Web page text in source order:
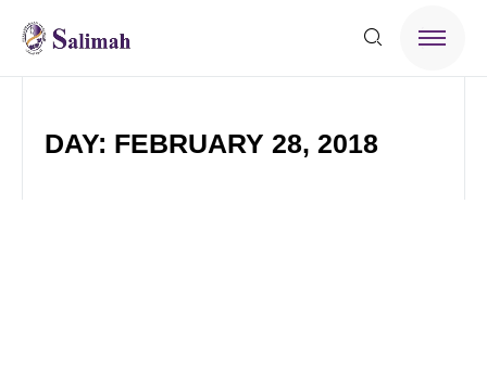
DAY: FEBRUARY 28, 2018